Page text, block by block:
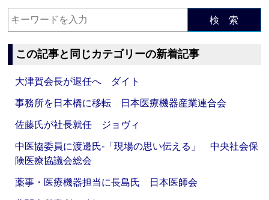
検 索
この記事と同じカテゴリーの新着記事
大津賀会長が退任へ ダイト
事務所を日本橋に移転 日本医療機器産業連合会
佐藤氏が社長就任 ジョヴィ
中医協委員に渡邊氏‐「現場の思い伝える」 中央社会保
険医療協議会総会
薬事・医療機器担当に長島氏 日本医師会